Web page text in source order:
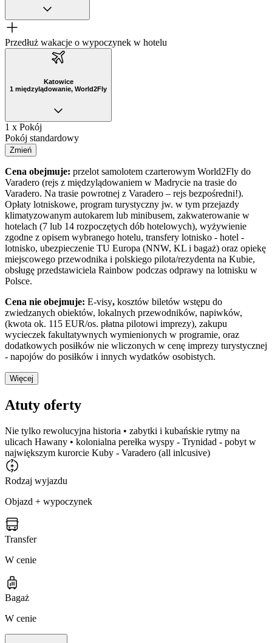
Przedłuż wakacje o wypoczynek w hotelu
Katowice
1 międzylądowanie, World2Fly
1 x Pokój
Pokój standardowy
Zmień
Cena obejmuje: przelot samolotem czarterowym World2Fly do
Varadero (rejs z międzylądowaniem w Madrycie na trasie do
Varadero. Na trasie powrotnej z Varadero – rejs bezpośredni!).
Opłaty lotniskowe, program turystyczny jw. w tym przejazdy
klimatyzowanym autokarem lub minibusem, zakwaterowanie w
hotelach (7 lub 14 rozpoczętych dób hotelowych), wyżywienie
zgodne z opisem wybranego hotelu, transfery lotnisko - hotel -
lotnisko, ubezpieczenie TU Europa (NNW, KL i bagaż) oraz opiekę
miejscowego przewodnika i polskiego pilota/rezydenta na Kubie,
obsługę przedstawiciela Rainbow podczas odprawy na lotnisku w
Polsce.
Cena nie obejmuje: E-visy, kosztów biletów wstępu do
zwiedzanych obiektów, lokalnych przewodników, napiwków,
(kwota ok. 115 EUR/os. płatna pilotowi imprezy), zakupu
wycieczek fakultatywnych wymienionych w programie, oraz
dodatkowych posiłków nie wliczonych w cenę imprezy turystycznej
- napojów do posiłków i innych wydatków osobistych.
Więcej
Atuty oferty
Nie tylko rewolucyjna historia • zabytki i kubańskie rytmy na
ulicach Hawany • kolonialna perełka wyspy - Trynidad - pobyt w
największym kurorcie Kuby - Varadero (all inlcusive)
Rodzaj wyjazdu
Objazd + wypoczynek
Transfer
W cenie
Bagaż
W cenie